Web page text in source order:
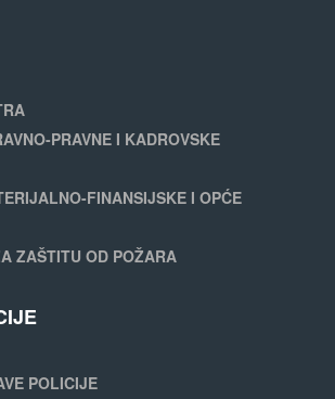
PRAVNE I KADROVSKE
FINANSIJSKE I OPĆE
ZAŠTITU OD POŽARA
POLICIJE